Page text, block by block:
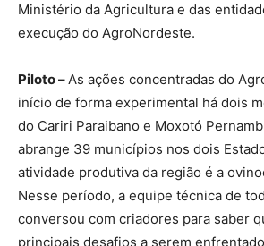
Ministério da Agricultura e das
execução do AgroNordeste.
Piloto –As ações concentradas do
início de forma experimental há dois
do Cariri Paraibano e Moxotó
abrange 39 municípios nos dois
atividade produtiva da região é a
Nesse período, a equipe técnica de
conversou com criadores para saber
principais desafios a serem